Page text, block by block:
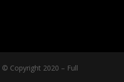
© Copyright 2020 – Full